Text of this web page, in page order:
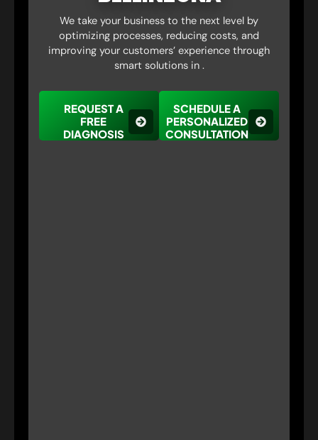
We take your business to the next level by
optimizing processes, reducing costs, and
improving your customers’ experience through
smart solutions in .
REQUEST A
FREE
DIAGNOSIS
SCHEDULE A
PERSONALIZED
CONSULTATION